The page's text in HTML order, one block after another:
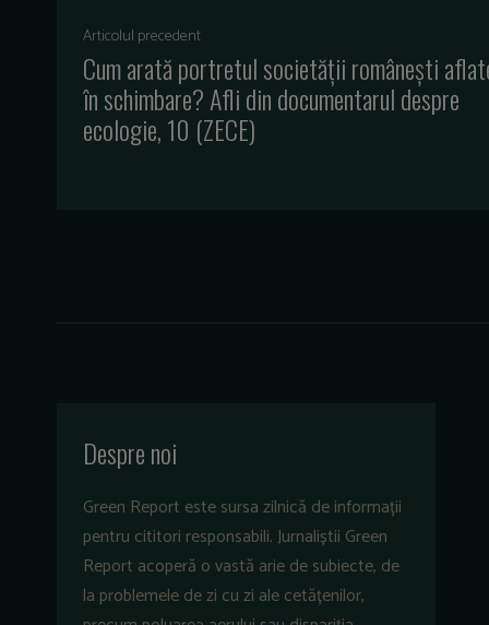
Articolul precedent
Cum arată portretul societății românești
în schimbare? Afli din documentarul despre
ecologie, 10 (ZECE)
Despre noi
Green Report este sursa zilnică de informații
pentru cititori responsabili. Jurnaliștii Green
Report acoperă o vastă arie de subiecte, de
la problemele de zi cu zi ale cetățenilor,